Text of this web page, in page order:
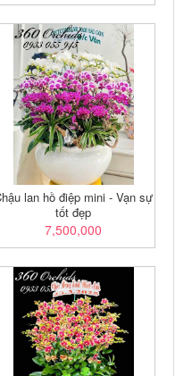
lan hồ điệp mini - Vạn sự
tốt đẹp
7,500,000